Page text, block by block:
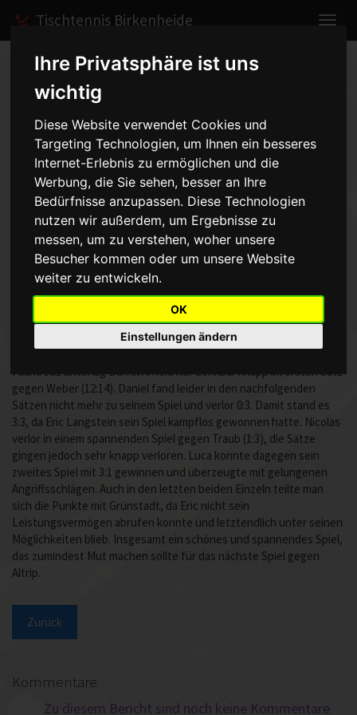
Ihre Privatsphäre ist uns
wichtig
Diese Website verwendet Cookies und
Targeting Technologien, um Ihnen ein besseres
Internet-Erlebnis zu ermöglichen und die
Werbung, die Sie sehen, besser an Ihre
Bedürfnisse anzupassen. Diese Technologien
nutzen wir außerdem, um Ergebnisse zu
messen, um zu verstehen, woher unsere
Besucher kommen oder um unsere Website
weiter zu entwickeln.
OK
Einstellungen ändern
Tischtennis Birkenheide
Home Spiele 2008/2009
Schüler I
Spielbericht anzeigen
Schüler I - TSG Grünstadt
2 - 5:5vom 13.09.2008 14:00 Uhr
In einem spannenden Spiel gegen TSG Grünstadt II erkämpfte sich
die 1. Schülermannschaft ihren ersten Punkt. Leider traten die
Gäste nur mit drei Spielern an, was aber den Erfolg unserer Jungs
nicht schmälern sollte. Im Eingangsdoppel unterlagen
Fries/Langstein nur knapp Traub/Scholten mit 1:3. Im vorderen
Paarkreuz deklassierte Nicolas Fries seinen Gegner Scholten klar
mit 3:0, dagegen fand Luca Santamaria leider gar nicht ins Spiel und
Paarkreuz unterlag Daniel Arnold nur denkbar knapp im ersten Satz
gegen Weber (12:14). Daniel fand leider in den nachfolgenden
Sätzen nicht mehr zu seinem Spiel und verlor 0:3. Damit stand es
3:3, da Eric Langstein sein Spiel kampflos gewonnen hatte. Nicolas
verlor in einem spannenden Spiel gegen Traub (1:3), die Sätze
gingen jedoch sehr knapp verloren. Luca konnte dagegen sein
zweites Spiel mit 3:1 gewinnen und überzeugte mit gelungenen
Angriffsschlägen. Auch in den letzten beiden Einzeln teilte man
sich die Punkte mit Grünstadt, da Eric nicht sein
Leistungsvermögen abrufen konnte und letztendlich unter seinen
Möglichkeiten blieb. Insgesamt ein schönes und spannendes Spiel,
das zumindest Mut machen sollte für das nächste Spiel gegen
Altrip.
Zurück
Kommentare
Zu diesem Bericht sind noch keine Kommentare